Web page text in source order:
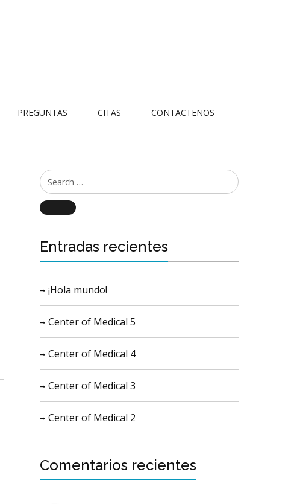
PREGUNTAS CITAS CONTACTENOS
Search
Entradas recientes
¡Hola mundo!
Center of Medical 5
Center of Medical 4
Center of Medical 3
Center of Medical 2
Comentarios recientes